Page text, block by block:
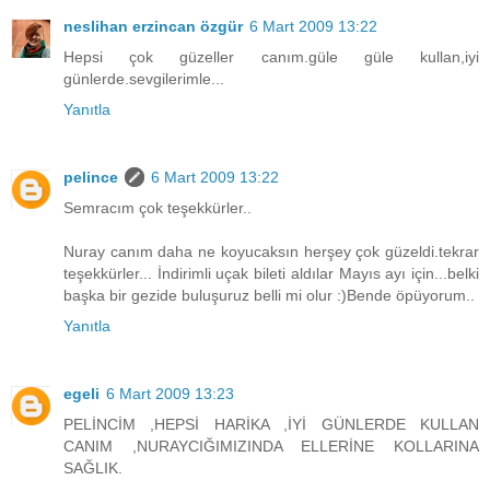
neslihan erzincan özgür 6 Mart 2009 13:22
Hepsi çok güzeller canım.güle güle kullan,iyi
günlerde.sevgilerimle...
Yanıtla
pelince
6 Mart 2009 13:22
Semracım çok teşekkürler..
Nuray canım daha ne koyucaksın herşey çok güzeldi.tekrar
teşekkürler... İndirimli uçak bileti aldılar Mayıs ayı için...belki
başka bir gezide buluşuruz belli mi olur :)Bende öpüyorum..
Yanıtla
egeli 6 Mart 2009 13:23
PELİNCİM ,HEPSİ HARİKA ,İYİ GÜNLERDE KULLAN
CANIM ,NURAYCIĞIMIZINDA ELLERİNE KOLLARINA
SAĞLIK.